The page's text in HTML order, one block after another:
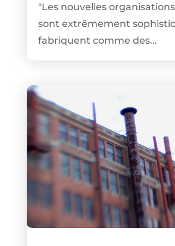
"Les nouvelles
sont extrêmement
fabriquent comme des...